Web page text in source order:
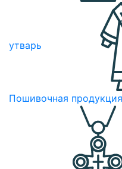
утварь
Пошивочная продукция